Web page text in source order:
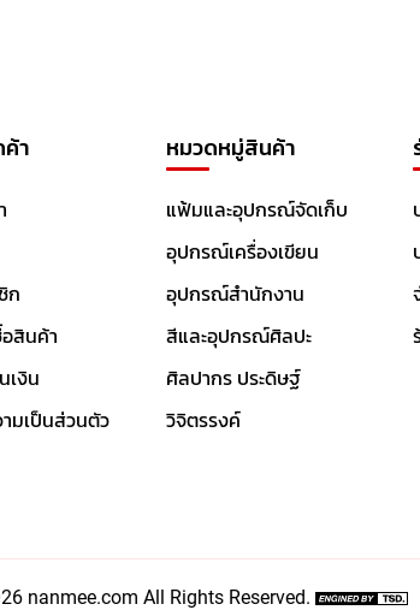
ค้า
ก
สินค้า
เงิน
มเป็นส่วนตัว
หมวดหมู่สินค้า
แฟ้มและอุปกรณ์จัดเก็บ
อุปกรณ์เครื่องเขียน
อุปกรณ์สำนักงาน
สีและอุปกรณ์ศิลปะ
ศิลปากร ประดิษฐ์
วิจิตรรงค์
nanmee.com All Rights Reserved.